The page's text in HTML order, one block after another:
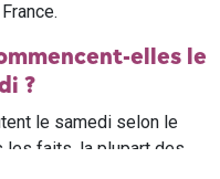
elles le
?
le samedi selon le
les faits, la plupart des